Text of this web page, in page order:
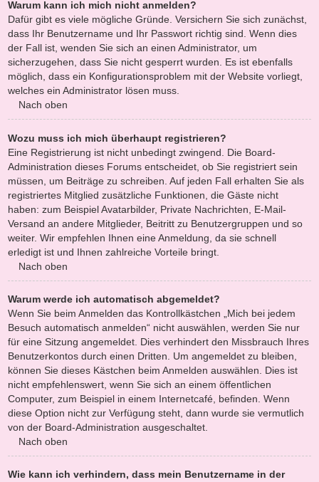
Warum kann ich mich nicht anmelden?
Dafür gibt es viele mögliche Gründe. Versichern Sie sich zunächst,
dass Ihr Benutzername und Ihr Passwort richtig sind. Wenn dies
der Fall ist, wenden Sie sich an einen Administrator, um
sicherzugehen, dass Sie nicht gesperrt wurden. Es ist ebenfalls
möglich, dass ein Konfigurationsproblem mit der Website vorliegt,
welches ein Administrator lösen muss.
Nach oben
Wozu muss ich mich überhaupt registrieren?
Eine Registrierung ist nicht unbedingt zwingend. Die Board-
Administration dieses Forums entscheidet, ob Sie registriert sein
müssen, um Beiträge zu schreiben. Auf jeden Fall erhalten Sie als
registriertes Mitglied zusätzliche Funktionen, die Gäste nicht
haben: zum Beispiel Avatarbilder, Private Nachrichten, E-Mail-
Versand an andere Mitglieder, Beitritt zu Benutzergruppen und so
weiter. Wir empfehlen Ihnen eine Anmeldung, da sie schnell
erledigt ist und Ihnen zahlreiche Vorteile bringt.
Nach oben
Warum werde ich automatisch abgemeldet?
Wenn Sie beim Anmelden das Kontrollkästchen „Mich bei jedem
Besuch automatisch anmelden“ nicht auswählen, werden Sie nur
für eine Sitzung angemeldet. Dies verhindert den Missbrauch Ihres
Benutzerkontos durch einen Dritten. Um angemeldet zu bleiben,
können Sie dieses Kästchen beim Anmelden auswählen. Dies ist
nicht empfehlenswert, wenn Sie sich an einem öffentlichen
Computer, zum Beispiel in einem Internetcafé, befinden. Wenn
diese Option nicht zur Verfügung steht, dann wurde sie vermutlich
von der Board-Administration ausgeschaltet.
Nach oben
Wie kann ich verhindern, dass mein Benutzername in der